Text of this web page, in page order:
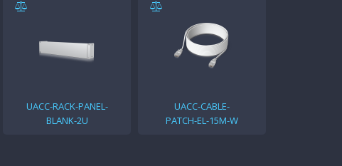
UACC-RACK-PANEL-
BLANK-2U
UACC-CABLE-
PATCH-EL-15M-W